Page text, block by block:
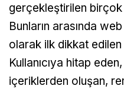
gerçekleştirilen birçok
Bunların arasında
olarak ilk dikkat
Kullanıcıya hitap
içeriklerden oluşan,